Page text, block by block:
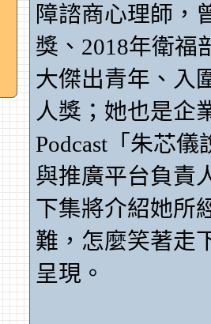
障諮商心理師，
獎、2018年衛福
大傑出青年、入
人獎；她也是企
Podcast「朱芯
與推廣平台負責
下集將介紹她所
難，怎麼笑著走
呈現。